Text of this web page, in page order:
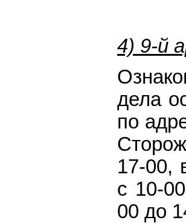
4) 9-й
дела
по
17-00,
с 10-
00 до